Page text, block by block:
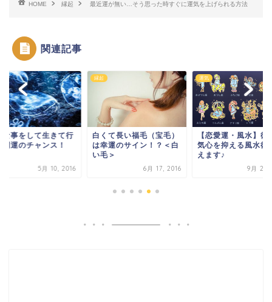
HOME 縁起 最近運が無い…そう思った時すぐに運気を上げられる方法
関連記事
な事をして生きて行
開運のチャンス！
5月 10, 2016
縁起
白くて長い福毛（宝毛）
は幸運のサイン！？＜白
い毛＞
6月 17, 2016
運気
【恋愛運・風水】彼
気心を抑える風水術
えます♪
9月 27,